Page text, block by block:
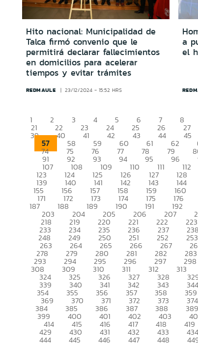
Hito nacional: Municipalidad de
Talca firmó convenio que le
permitirá declarar fallecimientos
en domicilios para acelerar
tiempos y evitar trámites
REDMAULE 23/12/2024 - 15:52 HRS
a
el
1 2 3 4 5 6 7 8
21 22 23 24 25 26 27
39 40 41 42 43 44 45
57 58 59 60 61 62
74 75 76 77 78 79
91 92 93 94 95 96
107 108 109 110 111 112
123 124 125 126 127 128
139 140 141 142 143 144
155 156 157 158 159 160
171 172 173 174 175 176
187 188 189 190 191 192
203 204 205 206 207
218 219 220 221 222 223
233 234 235 236 237 238
248 249 250 251 252 253
263 264 265 266 267
278 279 280 281 282 283
293 294 295 296 297 298
308 309 310 311 312 313
324 325 326 327 328
339 340 341 342 343 344
354 355 356 357 358 359
369 370 371 372 373 374
384 385 386 387 388 389
399 400 401 402 403
414 415 416 417 418 419
429 430 431 432 433 434
444 445 446 447 448